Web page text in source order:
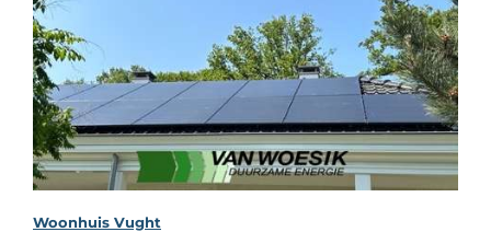
Woonhuis Vught